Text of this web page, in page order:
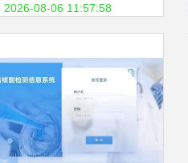
个人成长
2026-08-06 11:57:58